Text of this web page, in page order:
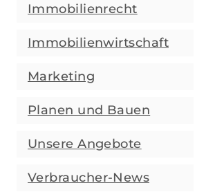
Immobilienrecht
Immobilienwirtschaft
Marketing
Planen und Bauen
Unsere Angebote
Verbraucher-News